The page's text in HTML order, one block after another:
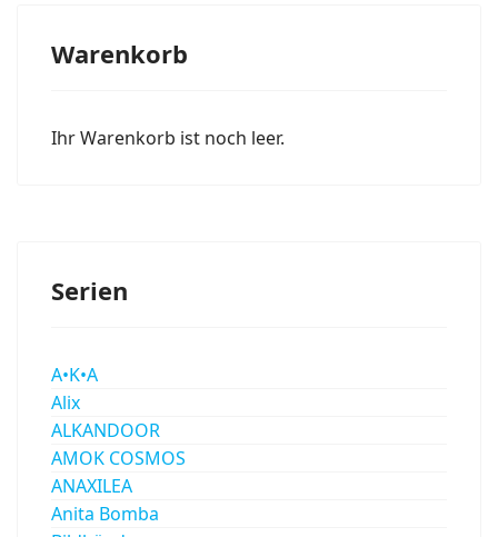
Warenkorb
Ihr Warenkorb ist noch leer.
Serien
A•K•A
Alix
ALKANDOOR
AMOK COSMOS
ANAXILEA
Anita Bomba